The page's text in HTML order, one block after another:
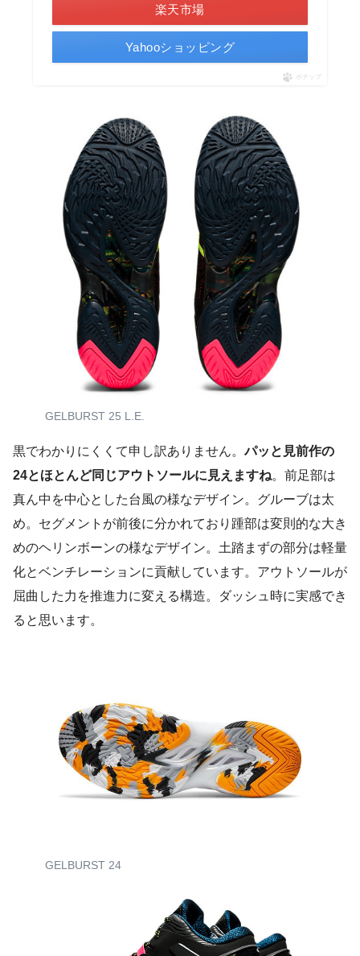
楽天市場
Yahooショッピング
ポチップ
GELBURST 25 L.E.
黒でわかりにくくて申し訳ありません。パッと見前作の
24とほとんど同じアウトソールに見えますね。前足部は
真ん中を中心とした台風の様なデザイン。グルーブは太
め。セグメントが前後に分かれており踵部は変則的な大き
めのヘリンボーンの様なデザイン。土踏まずの部分は軽量
化とベンチレーションに貢献しています。アウトソールが
屈曲した力を推進力に変える構造。ダッシュ時に実感でき
ると思います。
GELBURST 24